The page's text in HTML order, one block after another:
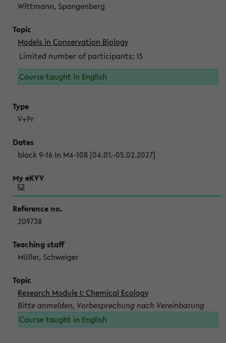
Wittmann, Spangenberg
Models in Conservation Biology
Limited number of participants: 15
Course taught in English
V+Pr
block 9-16 in M4-108 [04.01.-05.02.2027]
209738
Müller, Schweiger
Research Module I: Chemical Ecology
Bitte anmelden, Vorbesprechung nach Vereinbarung
Course taught in English